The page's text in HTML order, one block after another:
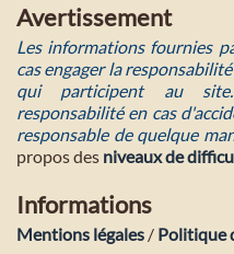
Avertissement
Les informations fournies
cas engager la
qui participent au
responsabilité en cas
responsable de quelque
propos des niveaux de
Informations
Mentions légales / Politique